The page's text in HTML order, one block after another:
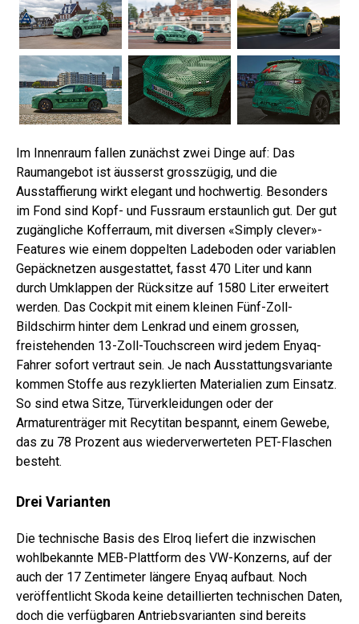
Im Innenraum fallen zunächst zwei Dinge auf: Das
Raumangebot ist äusserst grosszügig, und die
Ausstaffierung wirkt elegant und hochwertig. Besonders
im Fond sind Kopf- und Fussraum erstaunlich gut. Der gut
zugängliche Kofferraum, mit diversen «Simply clever»-
Features wie einem doppelten Ladeboden oder variablen
Gepäcknetzen ausgestattet, fasst 470 Liter und kann
durch Umklappen der Rücksitze auf 1580 Liter erweitert
werden. Das Cockpit mit einem kleinen Fünf-Zoll-
Bildschirm hinter dem Lenkrad und einem grossen,
freistehenden 13-Zoll-Touchscreen wird jedem Enyaq-
Fahrer sofort vertraut sein. Je nach Ausstattungsvariante
kommen Stoffe aus rezyklierten Materialien zum Einsatz.
So sind etwa Sitze, Türverkleidungen oder der
Armaturenträger mit Recy­titan bespannt, einem Gewebe,
das zu 78 Prozent aus wiederverwerteten PET-Flaschen
besteht.
Drei Varianten
Die technische Basis des Elroq liefert die inzwischen
wohlbekannte MEB-Plattform des VW-Konzerns, auf der
auch der 17 Zentimeter längere Enyaq aufbaut. Noch
veröffentlicht Skoda keine detaillierten technischen Daten,
doch die verfügbaren Antriebsvarianten sind bereits